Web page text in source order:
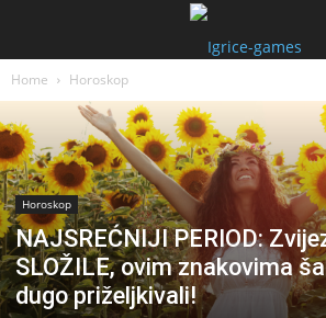
Home Horoskop
Horoskop
NAJSREĆNIJI PERIOD:
SLOŽILE, ovim znakovima
dugo priželjkivali!